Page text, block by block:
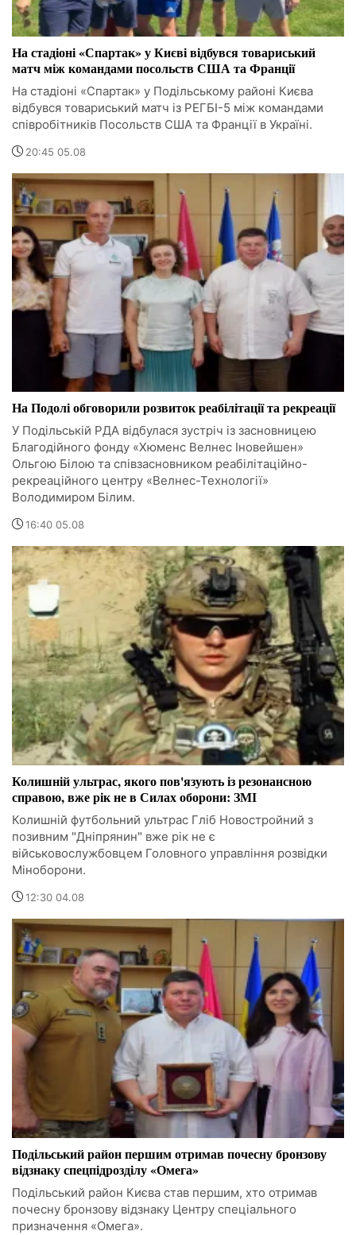
На стадіоні «Спартак» у Києві відбувся товариський
матч між командами посольств США та Франції
На стадіоні «Спартак» у Подільському районі Києва
відбувся товариський матч із РЕГБІ-5 між командами
співробітників Посольств США та Франції в Україні.
20:45 05.08
На Подолі обговорили розвиток реабілітації та рекреації
У Подільській РДА відбулася зустріч із засновницею
Благодійного фонду «Хюменс Велнес Іновейшен»
Ольгою Білою та співзасновником реабілітаційно-
рекреаційного центру «Велнес-Технології»
Володимиром Білим.
16:40 05.08
Колишній ультрас, якого пов'язують із резонансною
справою, вже рік не в Силах оборони: ЗМІ
Колишній футбольний ультрас Гліб Новостройний з
позивним "Дніпрянин" вже рік не є
військовослужбовцем Головного управління розвідки
Міноборони.
12:30 04.08
Подільський район першим отримав почесну бронзову
відзнаку спецпідрозділу «Омега»
Подільський район Києва став першим, хто отримав
почесну бронзову відзнаку Центру спеціального
призначення «Омега».